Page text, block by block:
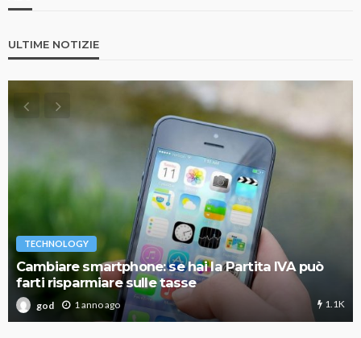
ULTIME NOTIZIE
TECHNOLOGY
Cambiare smartphone: se hai la Partita IVA può
farti risparmiare sulle tasse
god 1 anno ago 1.1K